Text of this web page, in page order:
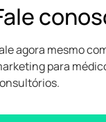
agora mesmo
para